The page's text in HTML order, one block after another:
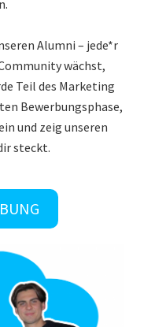
Alumni – jede*r
wächst,
Teil des Marketing
Bewerbungsphase,
und zeig unseren
steckt.